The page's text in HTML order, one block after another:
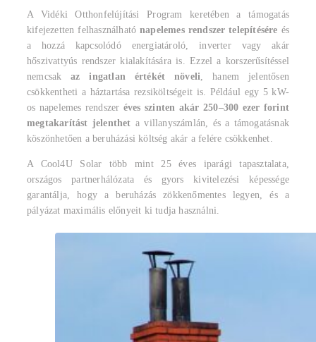
A Vidéki Otthonfelújítási Program keretében a támogatás
kifejezetten felhasználhatónapelemes rendszer telepítésére és
a hozzá kapcsolódó energiatároló, inverter vagy akár
hőszivattyús rendszer kialakítására is. Ezzel a korszerűsítéssel
nemcsak az ingatlan értékét növeli, hanem jelentősen
csökkentheti a háztartása rezsiköltségeit is. Például egy 5 kW-
os napelemes rendszer éves szinten akár 250–300 ezer forint
megtakarítást jelenthet a villanyszámlán, és a támogatásnak
köszönhetően a beruházási költség akár a felére csökkenhet.
A Cool4U Solar több mint 25 éves iparági tapasztalata,
országos partnerhálózata és gyors kivitelezési képessége
garantálja, hogy a beruházás zökkenőmentes legyen, és a
pályázat maximális előnyeit ki tudja használni.